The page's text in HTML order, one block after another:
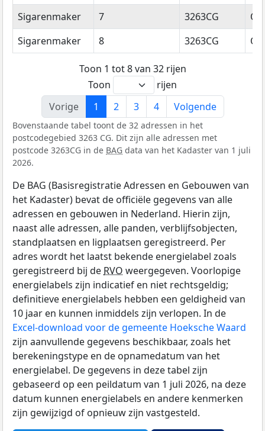
Sigarenmaker
7 3263CG
Sigarenmaker
8 3263CG
Toon 1 tot 8 van 32 rijen
Toon
rijen
Vorige
1 2 3 4 Volgende
Bovenstaande tabel toont de 32 adressen in het
postcodegebied 3263 CG. Dit zijn alle adressen met
postcode 3263CG in de BAG data van het Kadaster van 1 juli
2026.
De BAG (Basisregistratie Adressen en Gebouwen van
het Kadaster) bevat de officiële gegevens van alle
adressen en gebouwen in Nederland. Hierin zijn,
naast alle adressen, alle panden, verblijfsobjecten,
standplaatsen en ligplaatsen geregistreerd. Per
adres wordt het laatst bekende energielabel zoals
geregistreerd bij de RVO weergegeven. Voorlopige
energielabels zijn indicatief en niet rechtsgeldig;
definitieve energielabels hebben een geldigheid van
10 jaar en kunnen inmiddels zijn verlopen. In de
Excel-download voor de gemeente Hoeksche Waard
zijn aanvullende gegevens beschikbaar, zoals het
berekeningstype en de opnamedatum van het
energielabel. De gegevens in deze tabel zijn
gebaseerd op een peildatum van 1 juli 2026, na deze
datum kunnen energielabels en andere kenmerken
zijn gewijzigd of opnieuw zijn vastgesteld.